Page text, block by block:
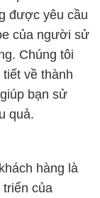
được yêu cầu
của người sử
Chúng tôi
về thành
bạn sử
quả.
hàng là
của